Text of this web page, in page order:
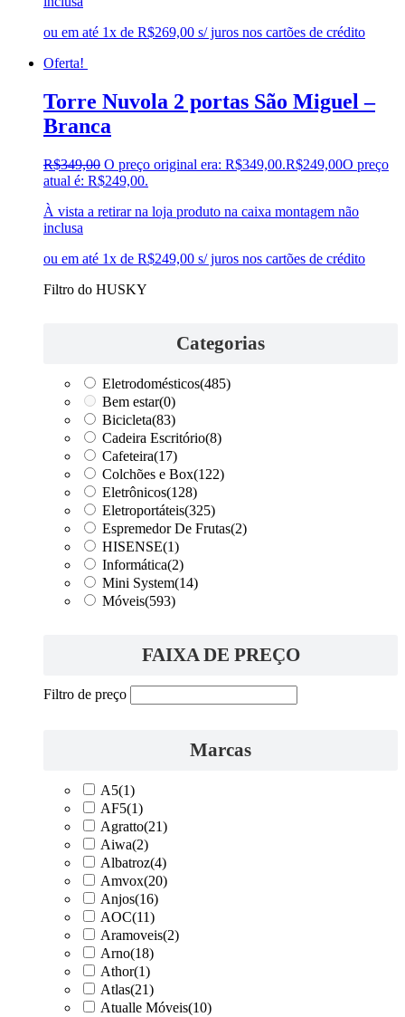
ou em até 1x de R$269,00 s/ juros nos cartões de crédito
Oferta!
Torre Nuvola 2 portas São Miguel –
Branca
R$349,00 O preço original era: R$349,00.R$249,00O preço
atual é: R$249,00.
À vista a retirar na loja produto na caixa montagem não
inclusa
ou em até 1x de R$249,00 s/ juros nos cartões de crédito
Filtro do HUSKY
Categorias
Eletrodomésticos(485)
Bem estar(0)
Bicicleta(83)
Cadeira Escritório(8)
Cafeteira(17)
Colchões e Box(122)
Eletrônicos(128)
Eletroportáteis(325)
Espremedor De Frutas(2)
HISENSE(1)
Informática(2)
Mini System(14)
Móveis(593)
FAIXA DE PREÇO
Filtro de preço
Marcas
A5(1)
AF5(1)
Agratto(21)
Aiwa(2)
Albatroz(4)
Amvox(20)
Anjos(16)
AOC(11)
Aramoveis(2)
Arno(18)
Athor(1)
Atlas(21)
Atualle Móveis(10)